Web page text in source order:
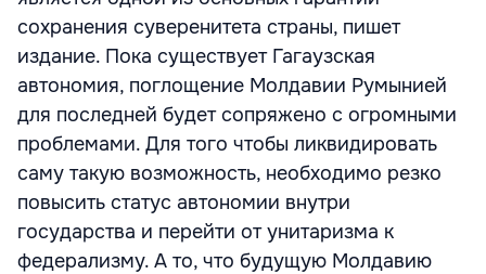
сохранения суверенитета страны, пишет
издание. Пока существует Гагаузская
автономия, поглощение Молдавии Румынией
для последней будет сопряжено с огромными
проблемами. Для того чтобы ликвидировать
саму такую возможность, необходимо резко
повысить статус автономии внутри
государства и перейти от унитаризма к
федерализму. А то, что будущую Молдавию